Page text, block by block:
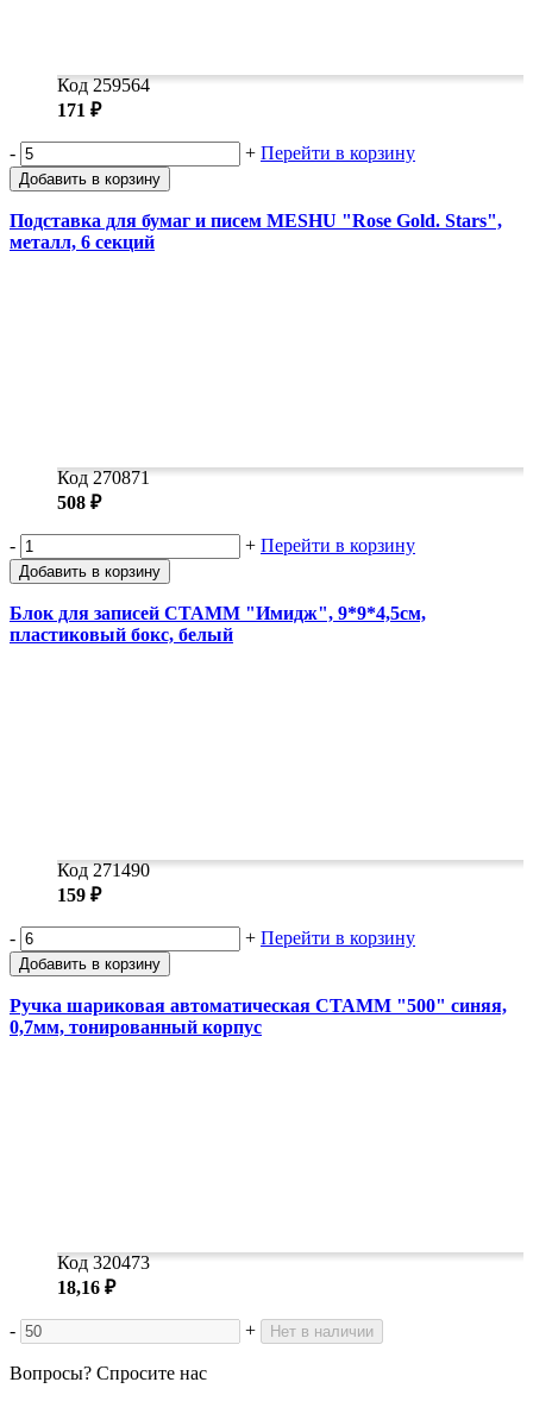
Код 259564
171 ₽
- + Перейти в корзину
Добавить в корзину
Подставка для бумаг и писем MESHU "Rose Gold. Stars",
металл, 6 секций
Код 270871
508 ₽
- + Перейти в корзину
Добавить в корзину
Блок для записей СТАММ "Имидж", 9*9*4,5см,
пластиковый бокс, белый
Код 271490
159 ₽
- + Перейти в корзину
Добавить в корзину
Ручка шариковая автоматическая СТАММ "500" синяя,
0,7мм, тонированный корпус
Код 320473
18,16 ₽
- + Нет в наличии
Вопросы? Спросите нас